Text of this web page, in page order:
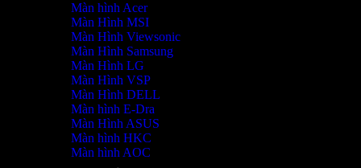
Màn hình Acer
Màn Hình MSI
Màn Hình Viewsonic
Màn Hình Samsung
Màn Hình LG
Màn Hình VSP
Màn Hình DELL
Màn hình E-Dra
Màn Hình ASUS
Màn hình HKC
Màn hình AOC